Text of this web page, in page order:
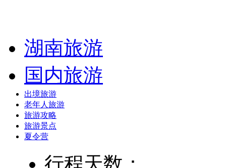
湖南旅游
国内旅游
出境旅游
老年人旅游
旅游攻略
旅游景点
夏令营